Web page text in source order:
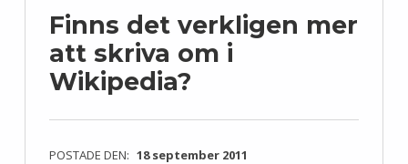
Finns det verkligen mer
att skriva om i
Wikipedia?
POSTADE DEN: 18 september 2011